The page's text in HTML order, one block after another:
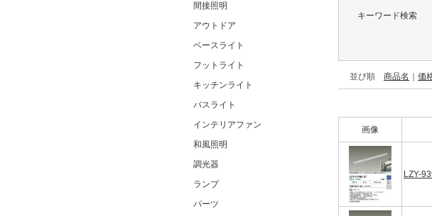
間接照明
アウトドア
ベースライト
フットライト
キッチンライト
バスライト
インテリアファン
和風照明
調光器
ランプ
パーツ
キーワード検索
並び順 商品名 ｜ 価
画像
LZY-